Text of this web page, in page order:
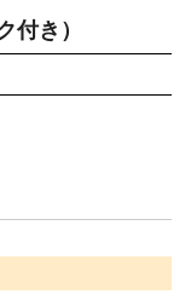
付き）